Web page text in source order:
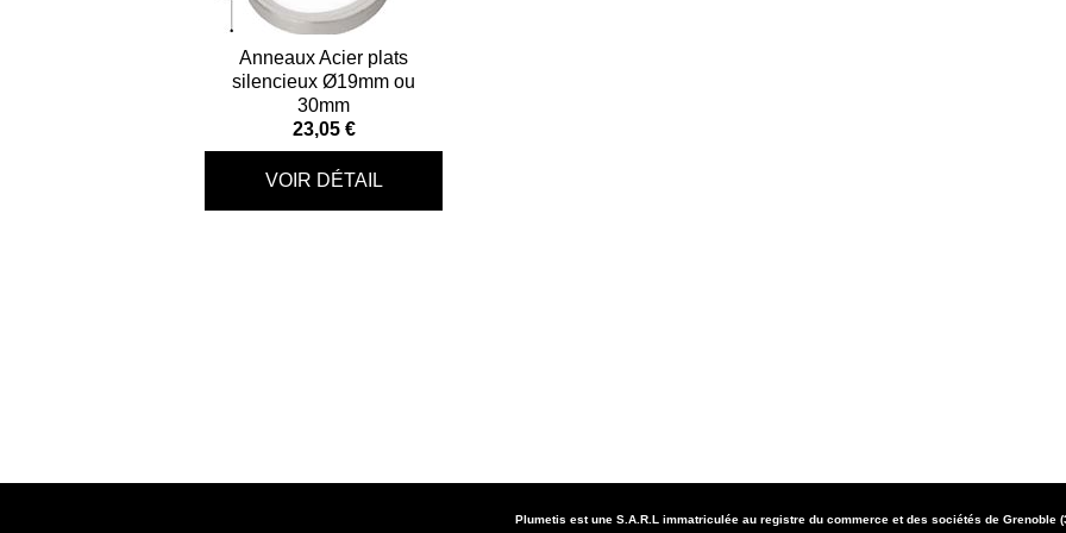
Anneaux Acier plats
silencieux Ø19mm ou
30mm
23,05 €
Plumetis est une S.A.R.L immatriculée au registre du commerce et des sociétés de Grenoble